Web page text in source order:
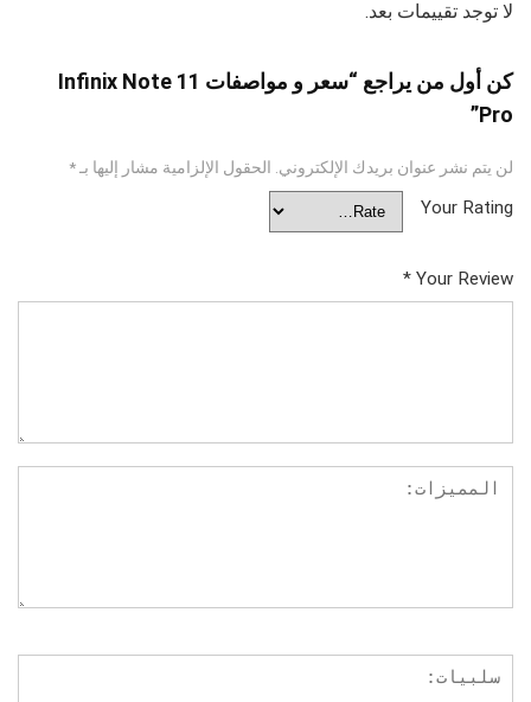
لا توجد تقييمات بعد.
كن أول من يراجع “سعر و مواصفات Infinix Note 11
Pro”
لن يتم نشر عنوان بريدك الإلكتروني. الحقول الإلزامية مشار إليها بـ*
Your Rating
Your Review
*